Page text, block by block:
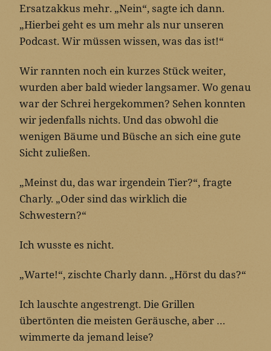
Ersatzakkus mehr. „Nein“, sagte ich dann.
„Hierbei geht es um mehr als nur unseren
Podcast. Wir müssen wissen, was das ist!“
Wir rannten noch ein kurzes Stück weiter,
wurden aber bald wieder langsamer. Wo genau
war der Schrei hergekommen? Sehen konnten
wir jedenfalls nichts. Und das obwohl die
wenigen Bäume und Büsche an sich eine gute
Sicht zuließen.
„Meinst du, das war irgendein Tier?“, fragte
Charly. „Oder sind das wirklich die
Schwestern?“
Ich wusste es nicht.
„Warte!“, zischte Charly dann. „Hörst du das?“
Ich lauschte angestrengt. Die Grillen
übertönten die meisten Geräusche, aber …
wimmerte da jemand leise?